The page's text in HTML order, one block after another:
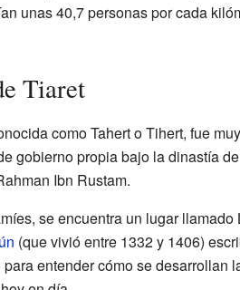
unas 40,7 personas por cada
Tiaret
como Tahert o Tihert, fue
gobierno propia bajo la dinastía
Ibn Rustam.
se encuentra un lugar llamado
(que vivió entre 1332 y 1406)
entender cómo se desarrollan